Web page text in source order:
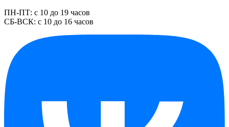
ПН-ПТ: с 10 до 19 часов
СБ-ВСК: с 10 до 16 часов